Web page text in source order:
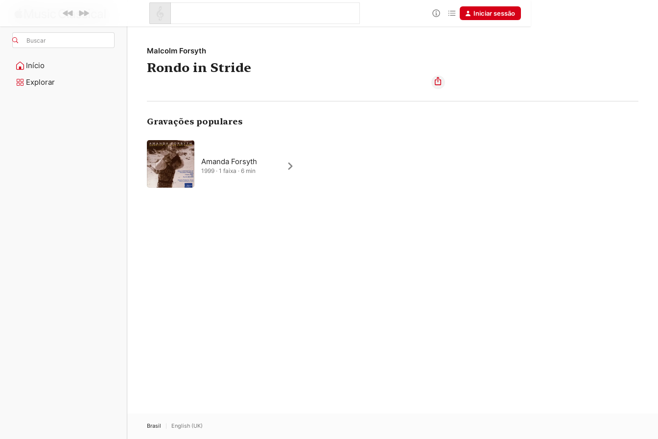
Buscar
Início
Explorar
Iniciar sessão
Malcolm Forsyth
Rondo in Stride
Gravações populares
Amanda Forsyth
1999 · 1 faixa · 6 min
Brasil English (UK)